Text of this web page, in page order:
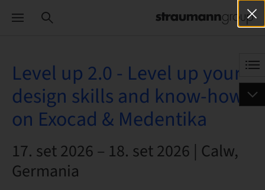
Level up 2.0 - Level up your
design skills and know-how
on Exocad & Medentika
17. set 2026 – 18. set 2026 | Calw,
Germania